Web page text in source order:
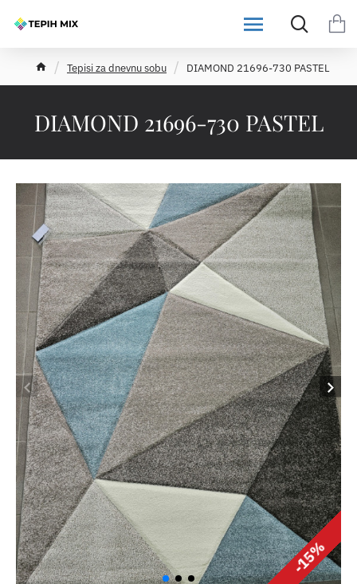
DIAMOND 21696-730 PASTEL
o
e
Tepisi za dnevnu sobu DIAMOND 21696-730 PASTEL
-15%